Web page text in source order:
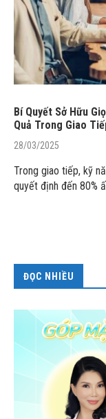
Bí Quyết Sở Hữu
Quả Trong Giao
28/03/2025
Trong giao tiếp, kỹ
quyết định đến 80%
ĐỌC NHIỀU